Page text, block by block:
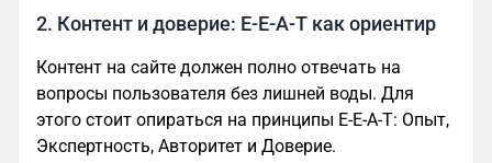
2. Контент и доверие: E-E-A-T как ориентир
Контент на сайте должен полно отвечать на
вопросы пользователя без лишней воды. Для
этого стоит опираться на принципы E-E-A-T: Опыт,
Экспертность, Авторитет и Доверие.